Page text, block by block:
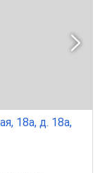
18а, д. 18а,